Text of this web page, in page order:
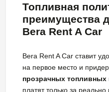
Топливная
преимущества
Bera Rent A Car
Bera Rent A Car ставит
на первое место и
прозрачных топливных
платят только за